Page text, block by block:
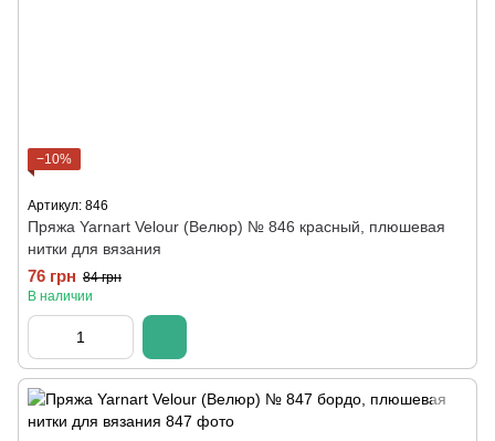
−10%
Артикул: 846
Пряжа Yarnart Velour (Велюр) № 846 красный, плюшевая
нитки для вязания
76 грн 84 грн
В наличии